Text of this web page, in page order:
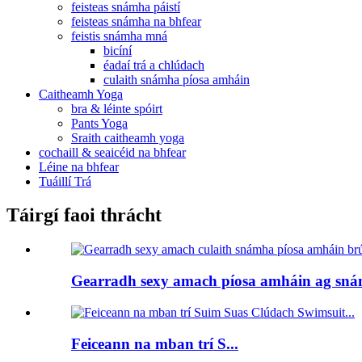
feisteas snámha páistí
feisteas snámha na bhfear
feistis snámha mná
bicíní
éadaí trá a chlúdach
culaith snámha píosa amháin
Caitheamh Yoga
bra & léinte spóirt
Pants Yoga
Sraith caitheamh yoga
cochaill & seaicéid na bhfear
Léine na bhfear
Tuáillí Trá
Táirgí faoi thrácht
Gearradh sexy amach píosa amháin ag
Feiceann na mban trí S...